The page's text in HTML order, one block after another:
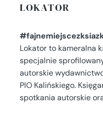
LOKATOR
Lokator to kameralna
specjalnie
autorskie
PIO Kalińskiego.
spotkania autorskie